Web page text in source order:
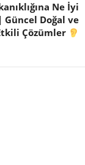
Ne İyi
Güncel Doğal ve
Çözümler